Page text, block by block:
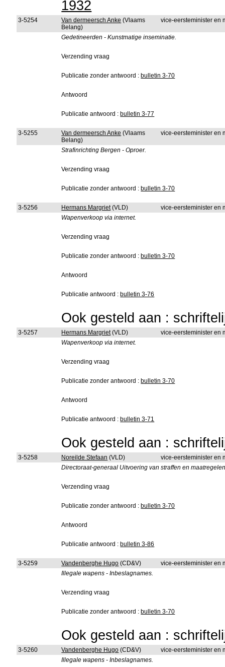
1932
3-5254 Van dermeersch Anke (Vlaams
Belang)
vice-eersteminister en
Gedetineerden - Kunstmatige inseminatie.
Verzending vraag
Publicatie zonder antwoord : bulletin 3-70
Antwoord
Publicatie antwoord : bulletin 3-77
3-5255 Van dermeersch Anke (Vlaams
Belang)
vice-eersteminister en
Strafinrichting Bergen - Oproer.
Verzending vraag
Publicatie zonder antwoord : bulletin 3-70
3-5256 Hermans Margriet(VLD)
vice-eersteminister en
Wapenverkoop via internet.
Verzending vraag
Publicatie zonder antwoord : bulletin 3-70
Antwoord
Publicatie antwoord : bulletin 3-76
Ook gesteld aan :
3-5257 Hermans Margriet(VLD)
vice-eersteminister en
Wapenverkoop via internet.
Verzending vraag
Publicatie zonder antwoord : bulletin 3-70
Antwoord
Publicatie antwoord : bulletin 3-71
Ook gesteld aan :
3-5258 Noreilde Stefaan (VLD)
vice-eersteminister en
Directoraat-generaal Uitvoering van straffen en
Verzending vraag
Publicatie zonder antwoord : bulletin 3-70
Antwoord
Publicatie antwoord : bulletin 3-86
3-5259 Vandenberghe Hugo (CD&V)
vice-eersteminister en
Illegale wapens - Inbeslagnames.
Verzending vraag
Publicatie zonder antwoord : bulletin 3-70
Ook gesteld aan :
3-5260 Vandenberghe Hugo (CD&V)
vice-eersteminister en
Illegale wapens - Inbeslagnames.